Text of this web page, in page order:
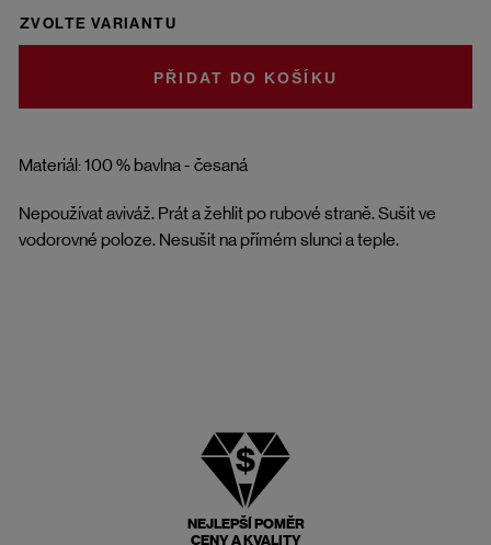
Materiál: 100 % bavlna - česaná
Nepoužívat aviváž. Prát a žehlit po rubové straně. Sušit ve
vodorovné poloze. Nesušit na přímém slunci a teple.
ZVOLTE VARIANTU
DO KOŠÍKU
NEJLEPŠÍ POMĚR
CENY A KVALITY